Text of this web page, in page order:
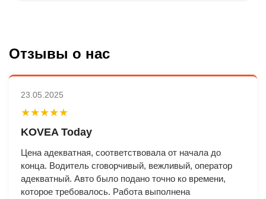
Отзывы о нас
23.05.2025
★★★★★
KOVEA Today
Цена адекватная, соответствовала от начала до
конца. Водитель сговорчивый, вежливый, оператор
адекватный. Авто было подано точно ко времени,
которое требовалось. Работа выполнена